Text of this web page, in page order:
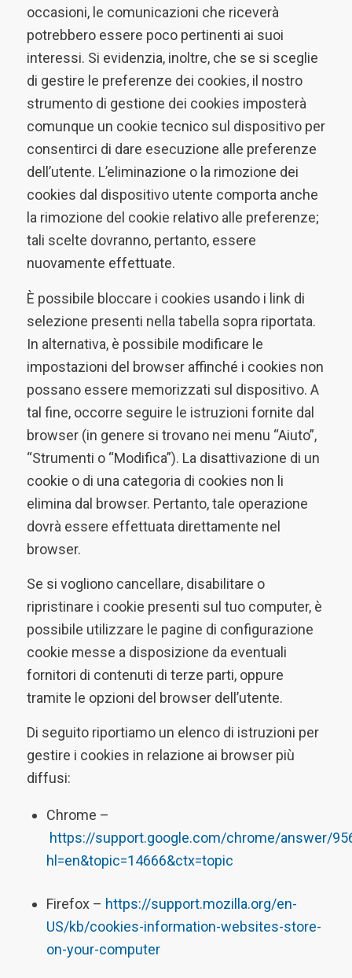
occasioni, le comunicazioni che riceverà
potrebbero essere poco pertinenti ai suoi
interessi. Si evidenzia, inoltre, che se si sceglie
di gestire le preferenze dei cookies, il nostro
strumento di gestione dei cookies imposterà
comunque un cookie tecnico sul dispositivo per
consentirci di dare esecuzione alle preferenze
dell’utente. L’eliminazione o la rimozione dei
cookies dal dispositivo utente comporta anche
la rimozione del cookie relativo alle preferenze;
tali scelte dovranno, pertanto, essere
nuovamente effettuate.
È possibile bloccare i cookies usando i link di
selezione presenti nella tabella sopra riportata.
In alternativa, è possibile modificare le
impostazioni del browser affinché i cookies non
possano essere memorizzati sul dispositivo. A
tal fine, occorre seguire le istruzioni fornite dal
browser (in genere si trovano nei menu “Aiuto”,
“Strumenti o “Modifica”). La disattivazione di un
cookie o di una categoria di cookies non li
elimina dal browser. Pertanto, tale operazione
dovrà essere effettuata direttamente nel
browser.
Se si vogliono cancellare, disabilitare o
ripristinare i cookie presenti sul tuo computer, è
possibile utilizzare le pagine di configurazione
cookie messe a disposizione da eventuali
fornitori di contenuti di terze parti, oppure
tramite le opzioni del browser dell’utente.
Di seguito riportiamo un elenco di istruzioni per
gestire i cookies in relazione ai browser più
diffusi:
Chrome –
https://support.google.com/chrome/answer/
hl=en&topic=14666&ctx=topic
Firefox – https://support.mozilla.org/en-
US/kb/cookies-information-websites-store-
on-your-computer